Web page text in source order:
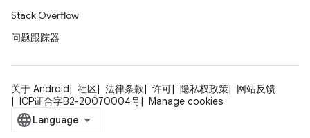
Stack Overflow
问题跟踪器
关于 Android 社区 法律条款 许可 隐私权政策
网站反馈
ICP证合字B2-20070004号
Manage cookies